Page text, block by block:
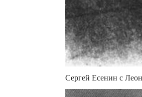
Сергей Есенин с